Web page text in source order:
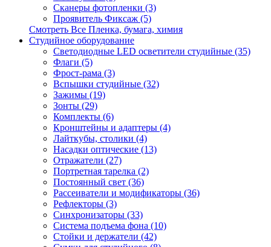
Сканеры фотопленки (3)
Проявитель Фиксаж (5)
Смотреть Все Пленка, бумага, химия
Студийное оборудование
Светодиодные LED осветители студийные (35)
Флаги (5)
Фрост-рама (3)
Вспышки студийные (32)
Зажимы (19)
Зонты (29)
Комплекты (6)
Кронштейны и адаптеры (4)
Лайткубы, столики (4)
Насадки оптические (13)
Отражатели (27)
Портретная тарелка (2)
Постоянный свет (36)
Рассеиватели и модификаторы (36)
Рефлекторы (3)
Синхронизаторы (33)
Система подъема фона (10)
Стойки и держатели (42)